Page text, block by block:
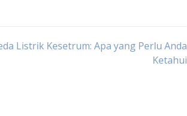
Listrik Kesetrum: Apa yang Perlu Anda
Ketahui